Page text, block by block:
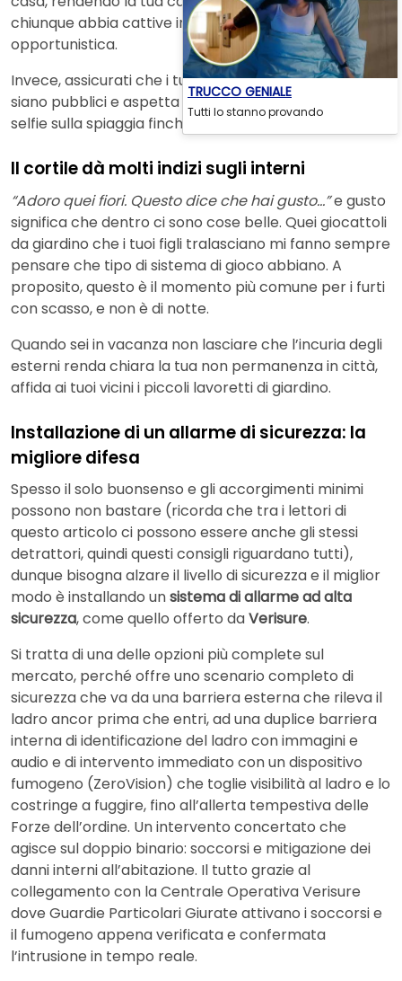
chiunque abbia cattive intenzioni o solo una vena
opportunistica.
Invece, assicurati che i tuoi profili sui social media non
siano pubblici e aspetta di pubblicare i tuoi bellissimi
selfie sulla spiaggia finché non torni a casa.
Il cortile dà molti indizi sugli interni
“Adoro quei fiori. Questo dice che hai gusto…”e gusto
significa che dentro ci sono cose belle. Quei giocattoli
da giardino che i tuoi figli tralasciano mi fanno sempre
pensare che tipo di sistema di gioco abbiano. A
proposito, questo è il momento più comune per i furti
con scasso, e non è di notte.
Quando sei in vacanza non lasciare che l’incuria degli
esterni renda chiara la tua non permanenza in città,
affida ai tuoi vicini i piccoli lavoretti di giardino.
Installazione di un allarme di sicurezza: la
migliore difesa
Spesso il solo buonsenso e gli accorgimenti minimi
possono non bastare (ricorda che tra i lettori di
questo articolo ci possono essere anche gli stessi
detrattori, quindi questi consigli riguardano tutti),
dunque bisogna alzare il livello di sicurezza e il miglior
modo è installando unsistema di allarme ad alta
sicurezza, come quello offerto daVerisure.
Si tratta di una delle opzioni più complete sul
mercato, perché offre uno scenario completo di
sicurezza che va da una barriera esterna che rileva il
ladro ancor prima che entri, ad una duplice barriera
interna di identificazione del ladro con immagini e
audio e di intervento immediato con un dispositivo
fumogeno (ZeroVision) che toglie visibilità al ladro e lo
costringe a fuggire, fino all’allerta tempestiva delle
Forze dell’ordine. Un intervento concertato che
agisce sul doppio binario: soccorsi e mitigazione dei
danni interni all’abitazione. Il tutto grazie al
collegamento con la Centrale Operativa Verisure
dove Guardie Particolari Giurate attivano i soccorsi e
il fumogeno appena verificata e confermata
l’intrusione in tempo reale.
TRUCCO GENIALE
Tutti lo stanno provando